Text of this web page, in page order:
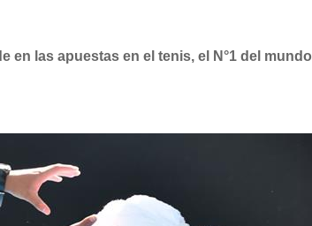
en las apuestas en el tenis, el N°1 del